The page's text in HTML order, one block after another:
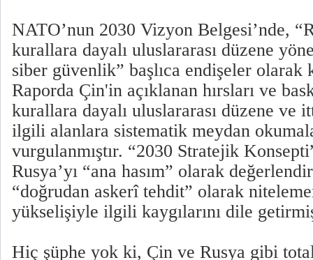
NATO’nun 2030 Vizyon Belgesi’nde,
kurallara dayalı uluslararası düzene
siber güvenlik” başlıca endişeler olarak
Raporda Çin'in açıklanan hırsları ve
kurallara dayalı uluslararası düzene ve
ilgili alanlara sistematik meydan
vurgulanmıştır. “2030 Stratejik
Rusya’yı “ana hasım” olarak
“doğrudan askerî tehdit” olarak
yükselişiyle ilgili kaygılarını dile
Hiç şüphe yok ki, Çin ve Rusya gibi